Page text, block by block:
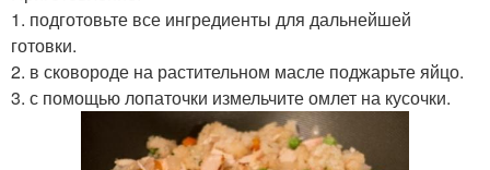
1. подготовьте все ингредиенты для дальнейшей
готовки.
2. в сковороде на растительном масле поджарьте яйцо.
3. с помощью лопаточки измельчите омлет на кусочки.